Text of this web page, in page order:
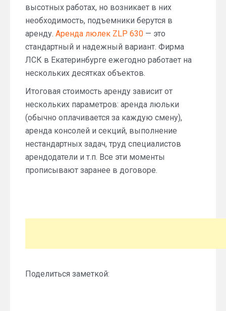
высотных работах, но возникает в них
необходимость, подъемники берутся в
аренду. Аренда люлек ZLP 630 — это
стандартный и надежный вариант. Фирма
ЛСК в Екатеринбурге ежегодно работает на
нескольких десятках объектов.
Итоговая стоимость аренду зависит от
нескольких параметров: аренда люльки
(обычно оплачивается за каждую смену),
аренда консолей и секций, выполнение
нестандартных задач, труд специалистов
арендодатели и т.п. Все эти моменты
прописывают заранее в договоре.
Поделиться заметкой: